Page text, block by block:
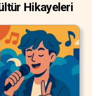
Hikayeleri